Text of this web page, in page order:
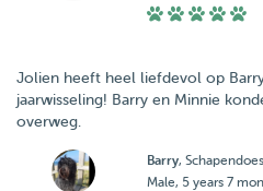
Jolien heeft heel liefdevol op
jaarwisseling! Barry en Minnie
overweg.
Barry, Schapendoes
Male, 5 years 7